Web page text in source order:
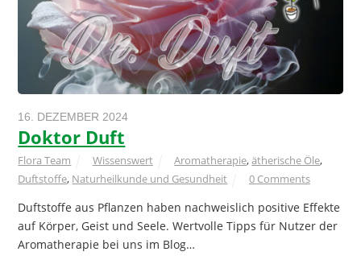
16. DEZEMBER 2024
Doktor Duft
Flora Team Wissenswert Aromatherapie,ätherische Öle,
Duftstoffe, Naturheilkunde und Gesundheit 0 Comments
Duftstoffe aus Pflanzen haben nachweislich positive Effekte
auf Körper, Geist und Seele. Wertvolle Tipps für Nutzer der
Aromatherapie bei uns im Blog…